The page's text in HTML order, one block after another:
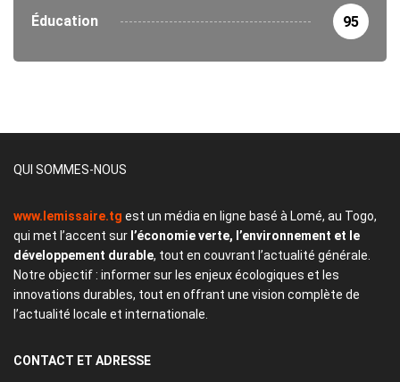
Éducation 95
QUI SOMMES-NOUS
www.lemissaire.tg est un média en ligne basé à Lomé, au Togo,
qui met l’accent sur l’économie verte, l’environnement et le
développement durable, tout en couvrant l’actualité générale.
Notre objectif : informer sur les enjeux écologiques et les
innovations durables, tout en offrant une vision complète de
l’actualité locale et internationale.
CONTACT ET ADRESSE